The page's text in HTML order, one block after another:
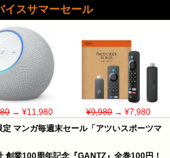
イスサマーセール
→ ¥11,980 ¥9,980→ ¥7,980
定 マンガ毎週末セール「アツいスポーツマ
創業100周年記念『GANTZ』全巻100円！